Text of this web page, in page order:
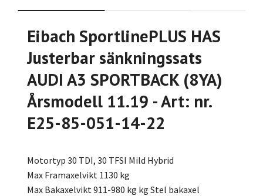
Eibach SportlinePLUS HAS
Justerbar sänkningssats
AUDI A3 SPORTBACK (8YA)
Årsmodell 11.19 - Art: nr.
E25-85-051-14-22
Motortyp 30 TDI, 30 TFSI Mild Hybrid
Max Framaxelvikt 1130 kg
Max Bakaxelvikt 911-980 kg kg Stel bakaxel